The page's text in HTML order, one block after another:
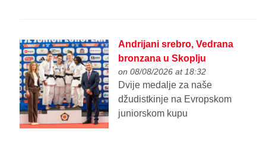
Andrijani srebro, Vedrana
bronzana u Skoplju
on 08/08/2026 at 18:32
Dvije medalje za naše
džudistkinje na Evropskom
juniorskom kupu